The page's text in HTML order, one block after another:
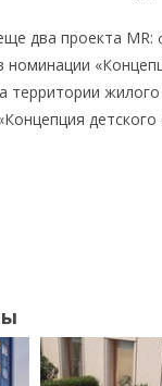
два проекта MR:
номинации
территории
детского